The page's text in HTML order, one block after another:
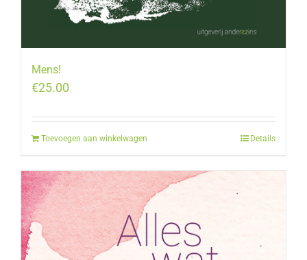
Mens!
€25.00
Toevoegen aan winkelwagen Details